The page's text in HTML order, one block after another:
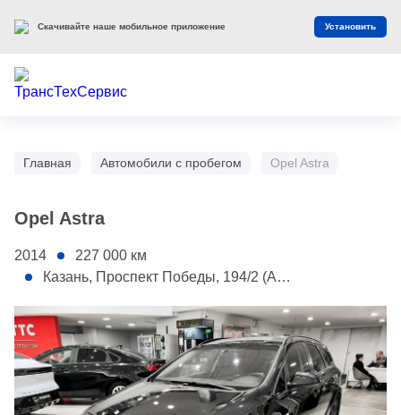
Главная Автомобили с пробегом Opel Astra
Opel Astra
2014 227 000 км
Казань, Проспект Победы, 194/2 (АС Toyota)
1 - Капот
2 - Заднее левое крыло
Скачивайте наше мобильное приложение Установить